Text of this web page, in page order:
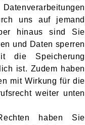
uns auf jemand
hinaus sind Sie
und Daten sperren
die Speicherung
ist. Zudem haben
mit Wirkung für die
weiter unten
haben Sie